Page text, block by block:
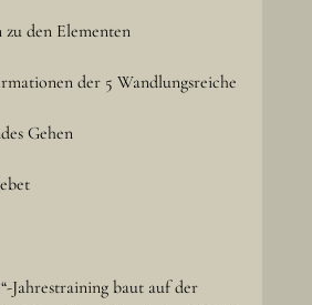
den Elementen
der 5 Wandlungsreiche
Gehen
Jahrestraining baut auf der